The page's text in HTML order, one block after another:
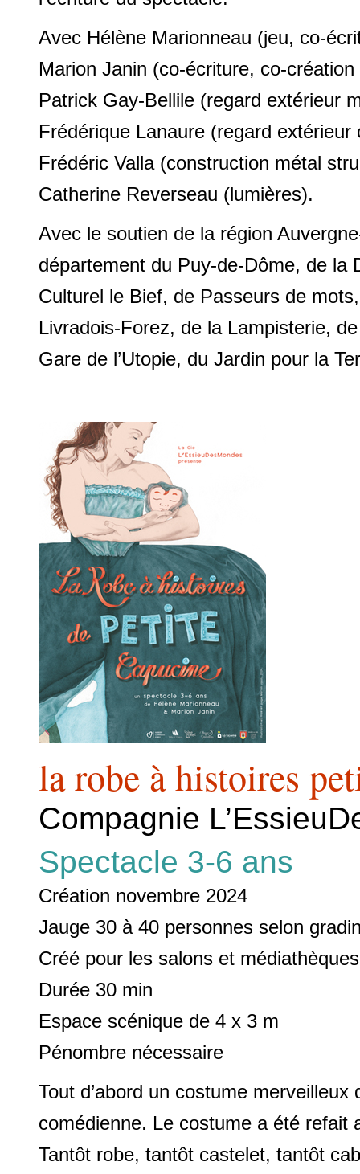
Avec Hélène Marionneau (jeu, co-
Marion Janin (co-écriture, co-
Patrick Gay-Bellile (regard extérieur
Frédérique Lanaure (regard extérieur
Frédéric Valla (construction métal
Catherine Reverseau (lumières).
Avec le soutien de la région
département du Puy-de-Dôme, de la
Culturel le Bief, de Passeurs de
Livradois-Forez, de la Lampisterie,
Gare de l’Utopie, du Jardin pour la
la robe à histoires
Compagnie
Spectacle 3-6 ans
Création novembre 2024
Jauge 30 à 40 personnes selon
Créé pour les salons et médiathèques
Durée 30 min
Espace scénique de 4 x 3 m
Pénombre nécessaire
Tout d’abord un costume
comédienne. Le costume a été refait
Tantôt robe, tantôt castelet, tantôt